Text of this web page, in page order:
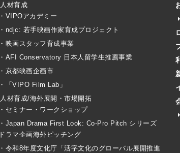
人材育成
・VIPOアカデミー
・ndjc: 若手映画作家育成プロジェクト
・映画スタッフ育成事業
・AFI Conservatory 日本人留学生推薦事業
・京都映画企画市
・「VIPO Film Lab」
人材育成/海外展開・市場開拓
・セミナー・ワークショップ
・Japan Drama First Look: Co-Pro Pitch シリーズ
ドラマ企画海外ピッチング
・令和8年度文化庁「活字文化のグローバル展開推進